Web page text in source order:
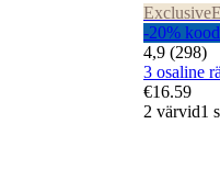
Exclusive
-20%
4,9 (298)
3 osaline
€16.59
2 värvid1